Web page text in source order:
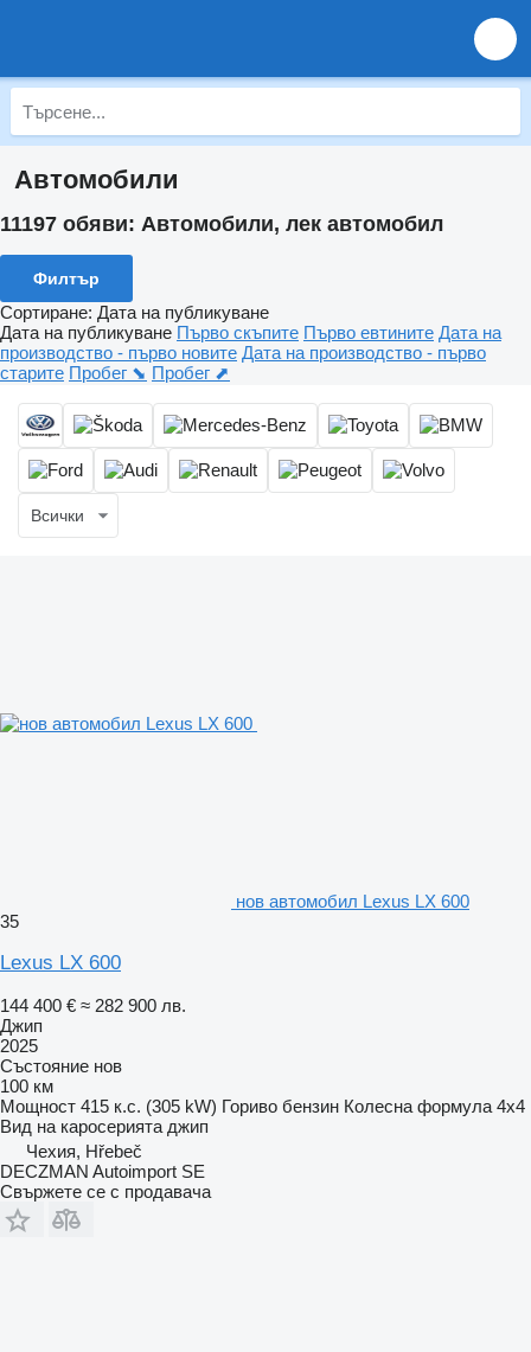
Автомобили
11197 обяви: Автомобили, лек автомобил
Филтър
Сортиране: Дата на публикуване
Дата на публикуване Първо скъпите Първо евтините Дата на
производство - първо новите Дата на производство - първо
старите Пробег ⬊ Пробег ⬈
Всички
нов автомобил Lexus LX 600
35
Lexus LX 600
144 400 € ≈ 282 900 лв.
Джип
2025
Състояние нов
100 км
Мощност 415 к.с. (305 kW) Гориво бензин Колесна формула 4x4
Вид на каросерията джип
Чехия, Hřebeč
DECZMAN Autoimport SE
Свържете се с продавача